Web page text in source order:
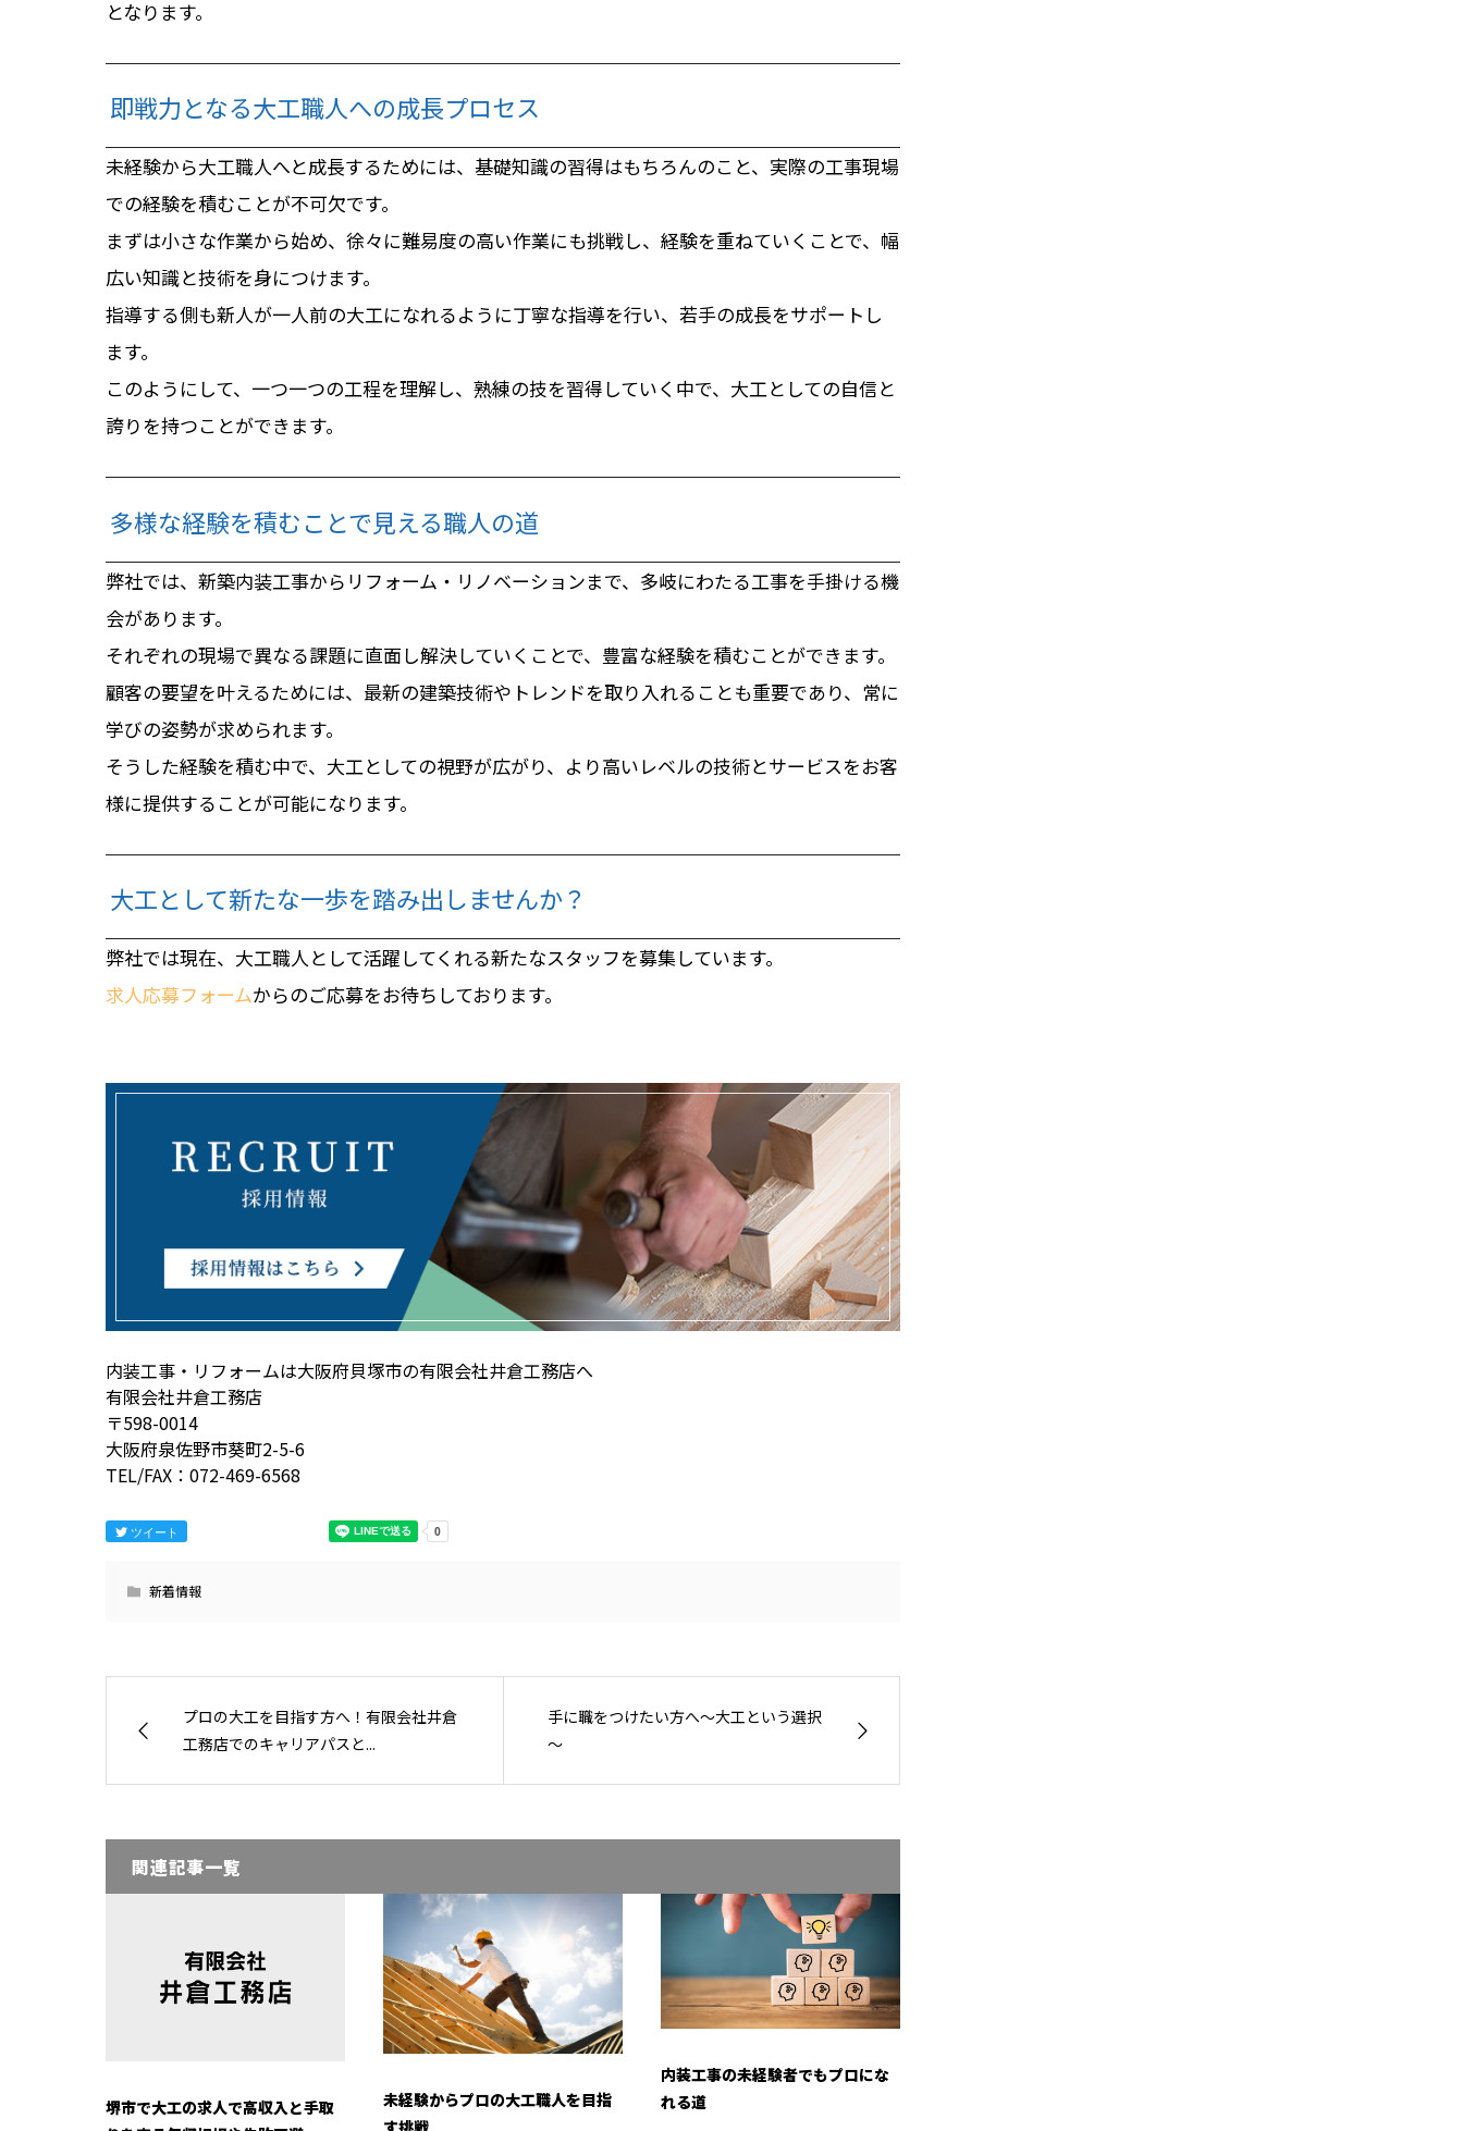
となります。
即戦力となる大工職人への成長プロセス
未経験から大工職人へと成長するためには、基礎知識の習得はもちろんのこと、実際の工事現場
での経験を積むことが不可欠です。
まずは小さな作業から始め、徐々に難易度の高い作業にも挑戦し、経験を重ねていくことで、幅
広い知識と技術を身につけます。
指導する側も新人が一人前の大工になれるように丁寧な指導を行い、若手の成長をサポートし
ます。
このようにして、一つ一つの工程を理解し、熟練の技を習得していく中で、大工としての自信と
誇りを持つことができます。
多様な経験を積むことで見える職人の道
弊社では、新築内装工事からリフォーム・リノベーションまで、多岐にわたる工事を手掛ける機
会があります。
それぞれの現場で異なる課題に直面し解決していくことで、豊富な経験を積むことができます。
顧客の要望を叶えるためには、最新の建築技術やトレンドを取り入れることも重要であり、常に
学びの姿勢が求められます。
そうした経験を積む中で、大工としての視野が広がり、より高いレベルの技術とサービスをお客
様に提供することが可能になります。
大工として新たな一歩を踏み出しませんか？
弊社では現在、大工職人として活躍してくれる新たなスタッフを募集しています。
求人応募フォームからのご応募をお待ちしております。
内装工事・リフォームは大阪府貝塚市の有限会社井倉工務店へ
有限会社井倉工務店
〒598-0014
大阪府泉佐野市葵町2-5-6
TEL/FAX：072-469-6568
ツイート
新着情報
プロの大工を目指す方へ！有限会社井倉
工務店でのキャリアパスと...
手に職をつけたい方へ～大工という選択
～
関連記事一覧
堺市で大工の求人で高収入と手取
未経験からプロの大工職人を目指
す挑戦
内装工事の未経験者でもプロにな
れる道